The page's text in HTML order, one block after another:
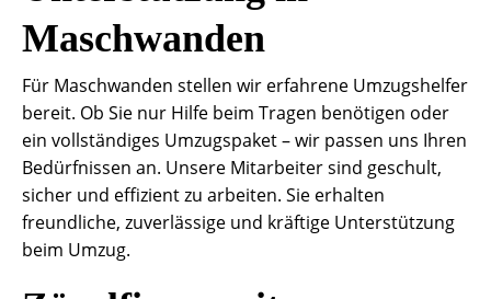
Maschwanden
Für Maschwanden stellen wir erfahrene Umzugshelfer
bereit. Ob Sie nur Hilfe beim Tragen benötigen oder
ein vollständiges Umzugspaket – wir passen uns Ihren
Bedürfnissen an. Unsere Mitarbeiter sind geschult,
sicher und effizient zu arbeiten. Sie erhalten
freundliche, zuverlässige und kräftige Unterstützung
beim Umzug.